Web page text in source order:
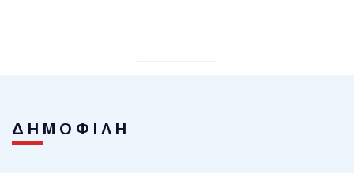
ΔΗΜΟΦΙΛΗ